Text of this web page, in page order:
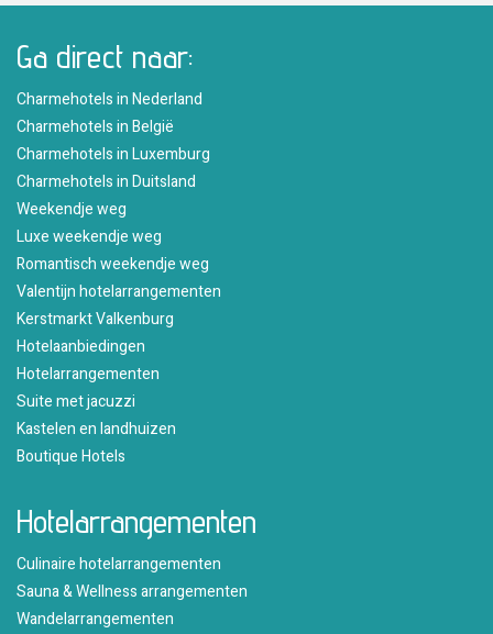
Ga direct naar:
Charmehotels in Nederland
Charmehotels in België
Charmehotels in Luxemburg
Charmehotels in Duitsland
Weekendje weg
Luxe weekendje weg
Romantisch weekendje weg
Valentijn hotelarrangementen
Kerstmarkt Valkenburg
Hotelaanbiedingen
Hotelarrangementen
Suite met jacuzzi
Kastelen en landhuizen
Boutique Hotels
Hotelarrangementen
Culinaire hotelarrangementen
Sauna & Wellness arrangementen
Wandelarrangementen